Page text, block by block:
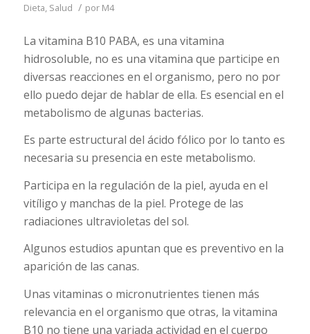
Dieta, Salud / por M4
La vitamina B10 PABA, es una vitamina
hidrosoluble, no es una vitamina que participe en
diversas reacciones en el organismo, pero no por
ello puedo dejar de hablar de ella. Es esencial en el
metabolismo de algunas bacterias.
Es parte estructural del ácido fólico por lo tanto es
necesaria su presencia en este metabolismo.
Participa en la regulación de la piel, ayuda en el
vitíligo y manchas de la piel. Protege de las
radiaciones ultravioletas del sol.
Algunos estudios apuntan que es preventivo en la
aparición de las canas.
Unas vitaminas o micronutrientes tienen más
relevancia en el organismo que otras, la vitamina
B10 no tiene una variada actividad en el cuerpo